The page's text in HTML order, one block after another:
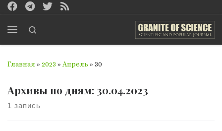
Перейти к содержимому
Главная » 2023 » Апрель » 30
Архивы по дням: 30.04.2023
1 запись